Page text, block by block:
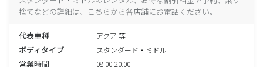
捨てなどの詳細は、こちらから各店舗にお電話ください。
代表車種 アクア 等
ボディタイプ スタンダード・ミドル
営業時間 08:00-20:00